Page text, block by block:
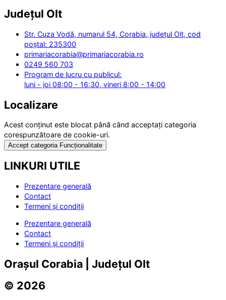
Județul Olt
Str. Cuza Vodă, numarul 54, Corabia, județul Olt, cod
poștal: 235300
primariacorabia@primariacorabia.ro
0249 560 703
Program de lucru cu publicul:
luni - joi 08:00 - 16:30, vineri 8:00 - 14:00
Localizare
Acest conținut este blocat până când acceptați categoria
corespunzătoare de cookie-uri.
Accept categoria Funcționalitate
LINKURI UTILE
Prezentare generală
Contact
Termeni și condiții
Prezentare generală
Contact
Termeni și condiții
Orașul Corabia | Județul Olt
© 2026